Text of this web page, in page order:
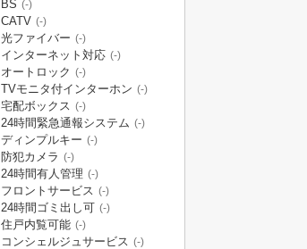
BS (-)
CATV (-)
光ファイバー (-)
インターネット対応 (-)
オートロック (-)
TVモニタ付インターホン (-)
宅配ボックス (-)
24時間緊急通報システム (-)
ディンプルキー (-)
防犯カメラ (-)
24時間有人管理 (-)
フロントサービス (-)
24時間ゴミ出し可 (-)
住戸内覧可能 (-)
コンシェルジュサービス (-)